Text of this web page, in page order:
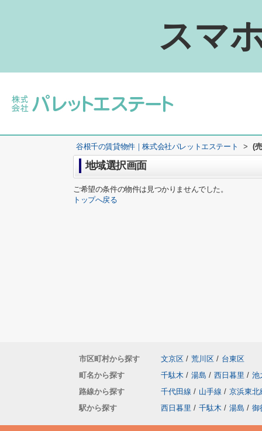
スマ
谷根千の賃貸物件｜株式会社パレットエステート > (
地域選択画面
ご希望の条件の物件は見つかりませんでした。
トップへ戻る
市区町村から探す 文京区 / 荒川区 / 台東区
町名から探す
千駄木 / 湯島 / 西日暮里 / 池
路線から探す
千代田線 / 山手線 / 京浜東
駅から探す
西日暮里 / 千駄木 / 湯島 / 御